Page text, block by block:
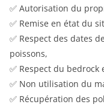
✅ Autorisation du
✅ Remise en état du
✅ Respect des dates
poissons,
✅ Respect du
✅ Non utilisation du
✅ Récupération des